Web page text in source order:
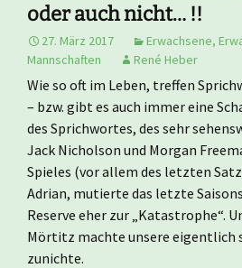
oder auch nicht… !!
27. März 2017 Erwachsene,
Mannschaften
René Heber
Wie so oft im Leben, treffen
– bzw. gibt es auch immer eine
des Sprichwortes, des sehr
Jack Nicholson und Morgan
Spieles (vor allem des letzten
Adrian, mutierte das letzte
Reserve eher zur „Katastrophe“.
Mörtitz machte unsere eigentlich
zunichte.